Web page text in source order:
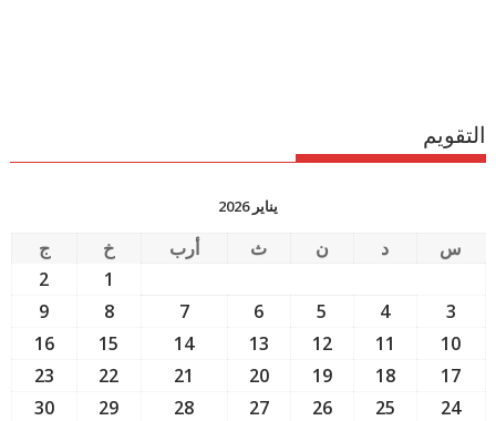
التقويم
يناير 2026
س د ن ث أرب خ
ج
1
2
3
4
5
6
7
8
9
10
11
12
13
14
15
16
17
18
19
20
21
22
23
24
25
26
27
28
29
30